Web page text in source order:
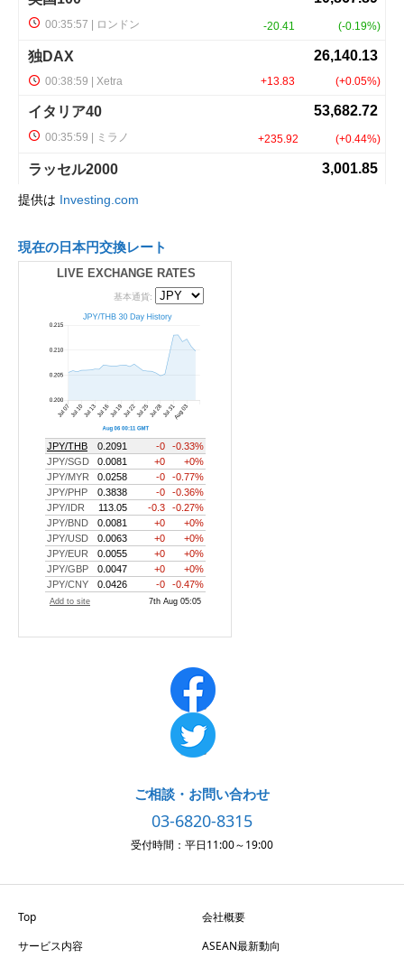
提供は Investing.com
現在の日本円交換レート
LIVE EXCHANGE RATES
ご相談・お問い合わせ
03-6820-8315
受付時間：平日11:00～19:00
Top
会社概要
サービス内容
ASEAN最新動向